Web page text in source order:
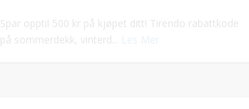
Spar opptil 500 kr på kjøpet ditt! Tirendo rabattkode
på sommerdekk, vinterd...